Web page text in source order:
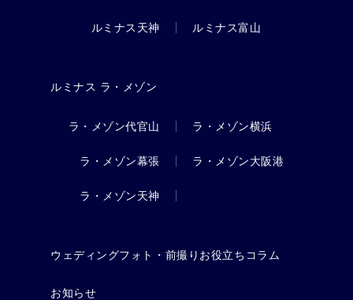
ルミナス天神 ルミナス富山
ルミナス ラ・メゾン
ラ・メゾン代官山 ラ・メゾン横浜
ラ・メゾン幕張 ラ・メゾン大阪港
ラ・メゾン天神
ウェディングフォト・前撮りお役立ちコラム
お知らせ